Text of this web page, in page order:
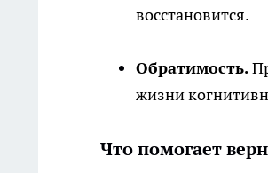
восстановится.
Обратимость.
жизни
Что помогает